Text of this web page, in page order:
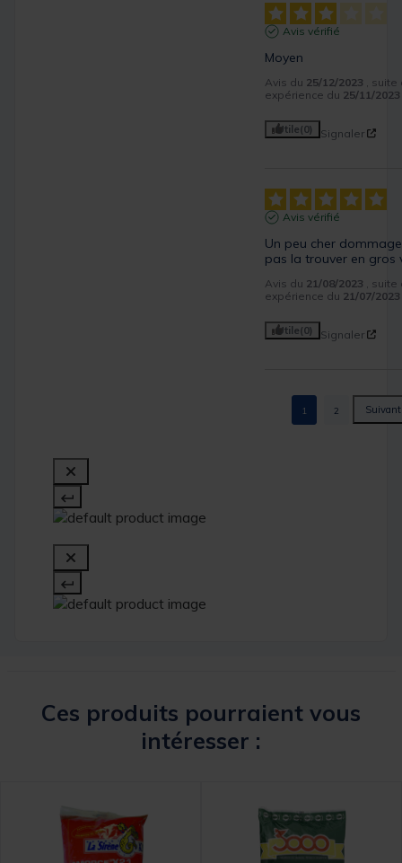
Avis vérifié
Moyen
Avis du 25/12/2023
,
expérience du 25/11/2023
Utile(0) Signaler
Avis vérifié
Un peu cher
pas la trouver en gros
Avis du 21/08/2023
,
expérience du 21/07/2023
Utile(0) Signaler
1 2
Ces produits pourraient vous
intéresser :